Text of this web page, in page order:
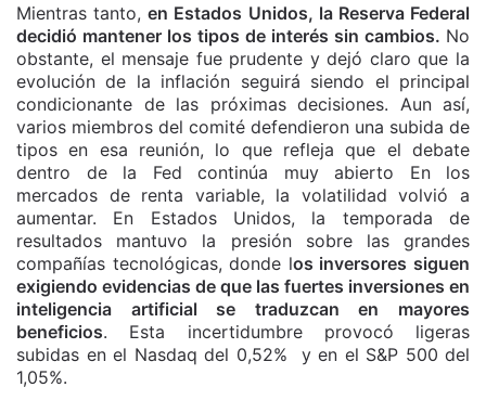
Mientras tanto,en Estados Unidos, la Reserva Federal
decidió mantener los tipos de interés sin cambios. No
obstante, el mensaje fue prudente y dejó claro que la
evolución de la inflación seguirá siendo el principal
condicionante de las próximas decisiones. Aun así,
varios miembros del comité defendieron una subida de
tipos en esa reunión, lo que refleja que el debate
dentro de la Fed continúa muy abierto En los
mercados de renta variable, la volatilidad volvió a
aumentar. En Estados Unidos, la temporada de
resultados mantuvo la presión sobre las grandes
compañías tecnológicas, donde los inversores siguen
exigiendo evidencias de que las fuertes inversiones en
inteligencia artificial se traduzcan en mayores
beneficios. Esta incertidumbre provocó ligeras
subidas en el Nasdaq del 0,52% y en el S&P 500 del
1,05%.